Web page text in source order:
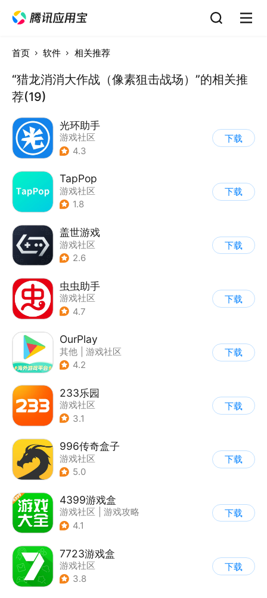
首页 软件 相关推荐
“猎龙消消大作战（像素狙击战场）”的相关推
荐(19)
光环助手
游戏社区
4.3
下载
TapPop
游戏社区
1.8
下载
盖世游戏
游戏社区
2.6
下载
虫虫助手
游戏社区
4.7
下载
OurPlay
其他
游戏社区
4.2
下载
233乐园
游戏社区
3.1
下载
996传奇盒子
游戏社区
5.0
下载
4399游戏盒
游戏社区
游戏攻略
4.1
下载
7723游戏盒
游戏社区
3.8
下载